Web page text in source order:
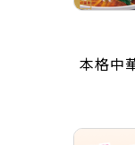
本格中